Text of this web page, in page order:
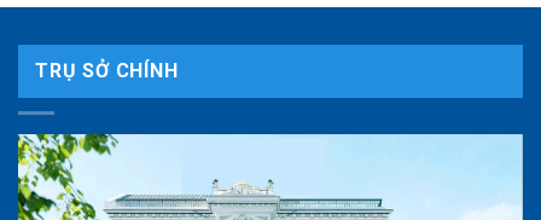
TRỤ SỞ CHÍNH